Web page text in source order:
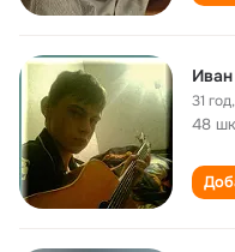
31 год,
48